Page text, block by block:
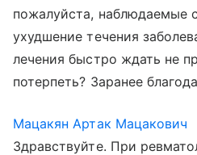
пожалуйста, наблюдаемые
ухудшение течения
лечения быстро ждать не
потерпеть? Заранее
Мацакян Артак Мацакович
Здравствуйте. При